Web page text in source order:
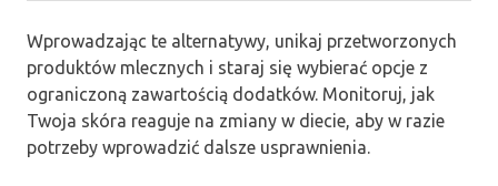
Wprowadzając te alternatywy, unikaj przetworzonych
produktów mlecznych i staraj się wybierać opcje z
ograniczoną zawartością dodatków. Monitoruj, jak
Twoja skóra reaguje na zmiany w diecie, aby w razie
potrzeby wprowadzić dalsze usprawnienia.